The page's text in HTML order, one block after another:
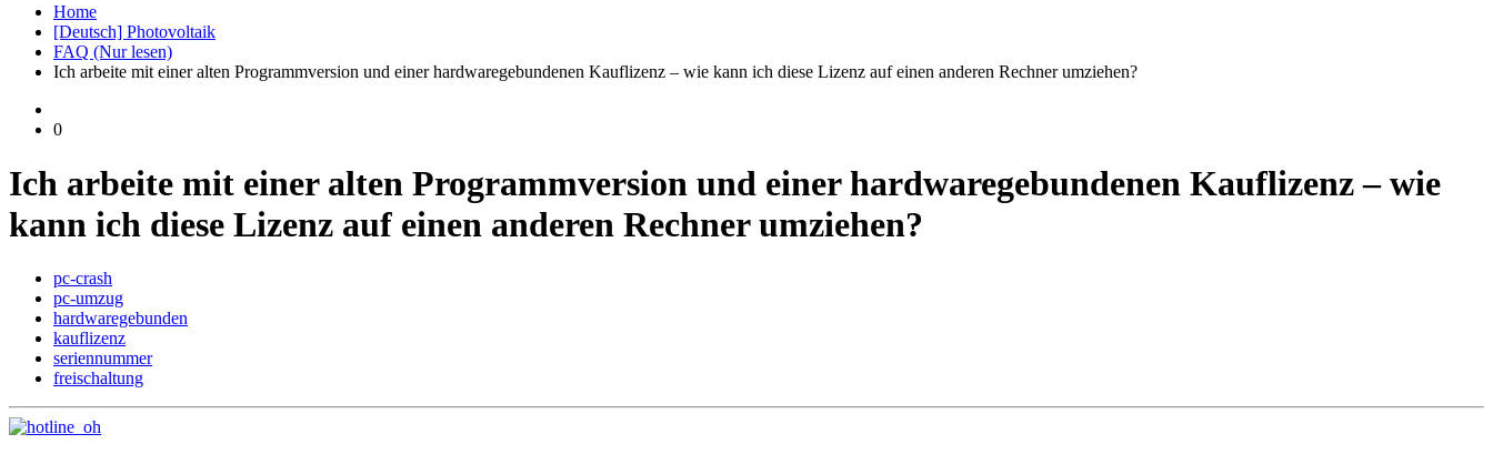
Home
[Deutsch] Photovoltaik
FAQ (Nur lesen)
Ich arbeite mit einer alten Programmversion und einer hardwaregebundenen Kauflizenz – wie kann ich diese Lizenz auf einen anderen Rechner umziehen?
0
Ich arbeite mit einer alten Programmversion und einer hardwaregebundenen Kauflizenz – wie
kann ich diese Lizenz auf einen anderen Rechner umziehen?
pc-crash
pc-umzug
hardwaregebunden
kauflizenz
seriennummer
freischaltung